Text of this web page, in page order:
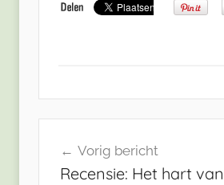
navigatie
Vorig bericht
Recensie: Het hart